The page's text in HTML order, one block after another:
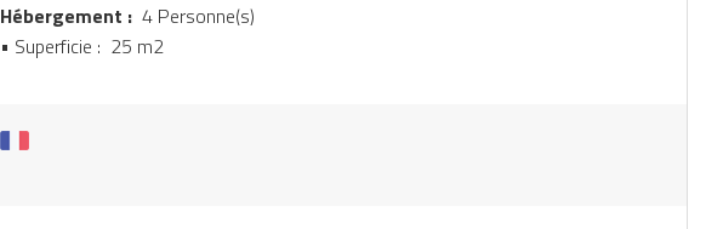
Hébergement : 4 Personne(s)
• Superficie : 25 m2